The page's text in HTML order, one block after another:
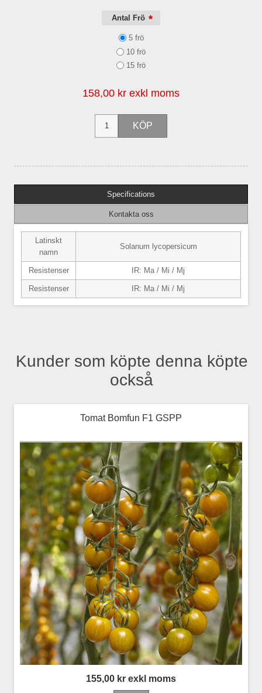
Antal Frö *
5 frö
10 frö
15 frö
158,00 kr exkl moms
Specifications
Kontakta oss
Latinskt
namn
Solanum lycopersicum
Resistenser IR: Ma / Mi / Mj
Resistenser IR: Ma / Mi / Mj
Kunder som köpte denna köpte
också
Tomat Bomfun F1 GSPP
155,00 kr exkl moms